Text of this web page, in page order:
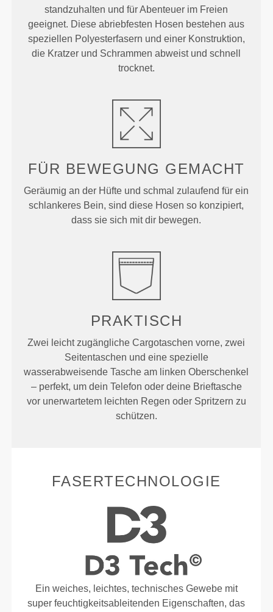
standzuhalten und für Abenteuer im Freien
geeignet. Diese abriebfesten Hosen bestehen aus
speziellen Polyesterfasern und einer Konstruktion,
die Kratzer und Schrammen abweist und schnell
trocknet.
FÜR BEWEGUNG GEMACHT
Geräumig an der Hüfte und schmal zulaufend für ein
schlankeres Bein, sind diese Hosen so konzipiert,
dass sie sich mit dir bewegen.
PRAKTISCH
Zwei leicht zugängliche Cargotaschen vorne, zwei
Seitentaschen und eine spezielle
wasserabweisende Tasche am linken Oberschenkel
– perfekt, um dein Telefon oder deine Brieftasche
vor unerwartetem leichten Regen oder Spritzern zu
schützen.
FASERTECHNOLOGIE
Ein weiches, leichtes, technisches Gewebe mit
super feuchtigkeitsableitenden Eigenschaften, das